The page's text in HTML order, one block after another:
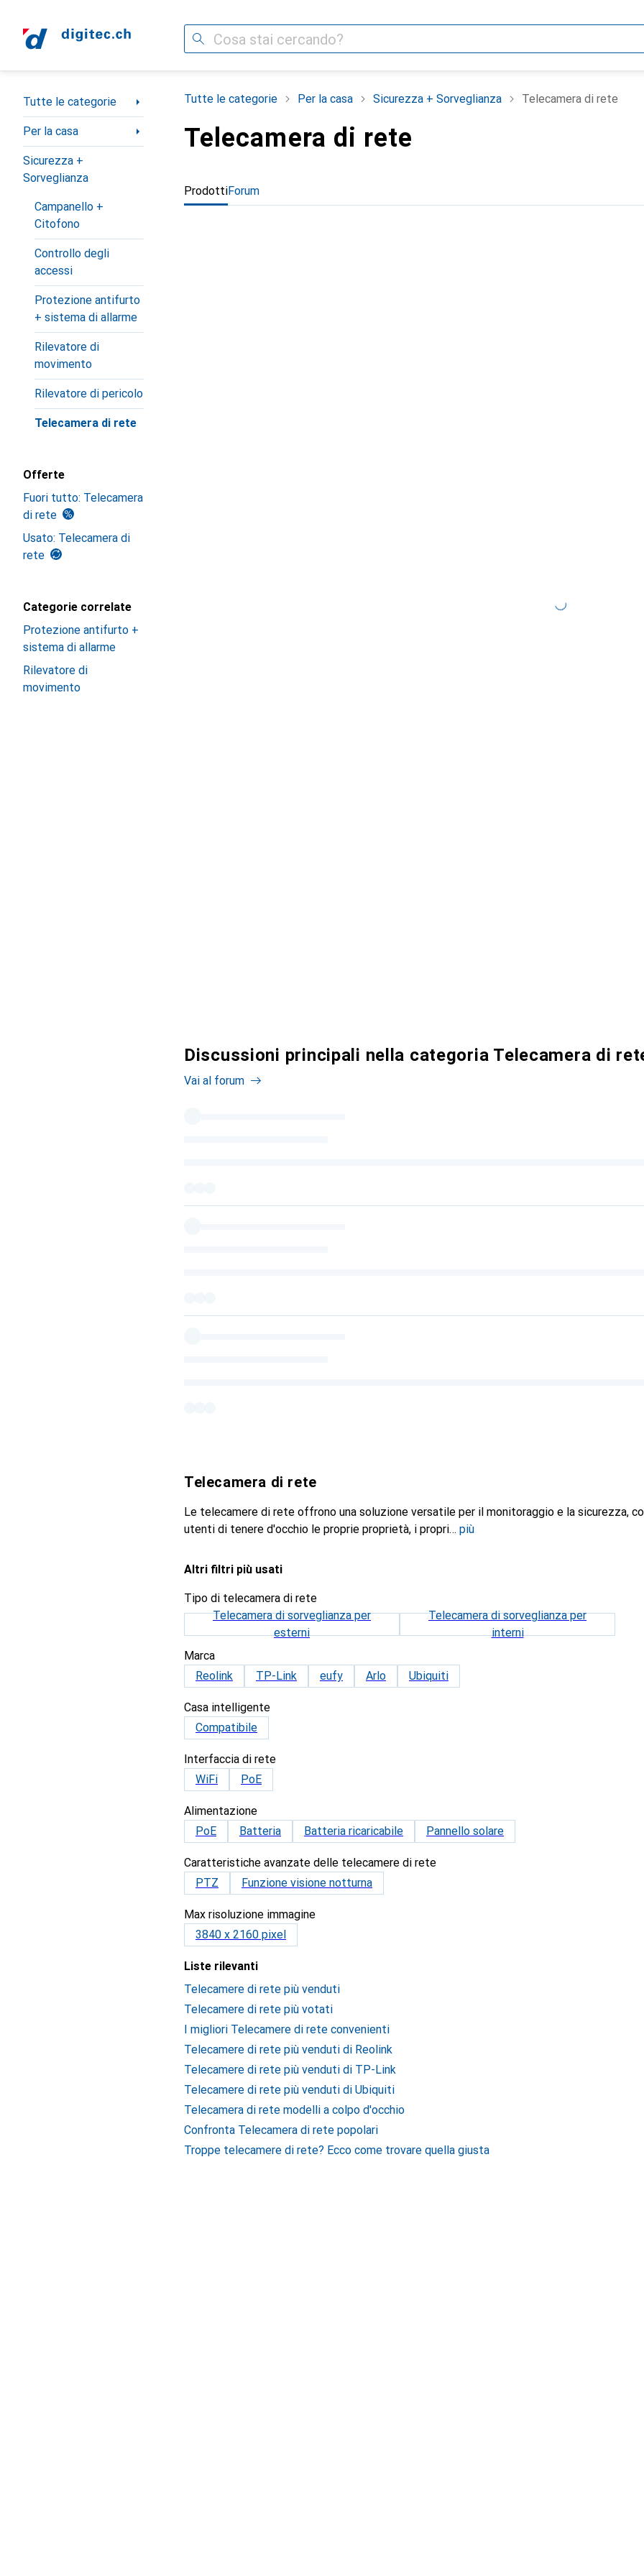
Cerca
Categoria Navigazione
Tutte le categorie
Per la casa
Sicurezza +
Sorveglianza
Campanello +
Citofono
Controllo degli
accessi
Protezione antifurto
+ sistema di allarme
Rilevatore di
movimento
Rilevatore di pericolo
Telecamera di rete
Offerte
Fuori tutto: Telecamera
di rete
Usato: Telecamera di
rete
Categorie correlate
Protezione antifurto +
sistema di allarme
Rilevatore di
movimento
Tutte le categorie Per la casa Sicurezza + Sorveglianza Telecamera di rete
Telecamera di rete
ProdottiForum
Discussioni principali nella categoria Telecamera di
Vai al forum
Telecamera di rete
Le telecamere di rete offrono una soluzione versatile per il monitoraggio e la sicurezza,
utenti di tenere d'occhio le proprie proprietà, i propri
più
Altri filtri più usati
Tipo di telecamera di rete
Telecamera di sorveglianza per
esterni
Telecamera di sorveglianza per
interni
Marca
Reolink
TP-Link eufy Arlo Ubiquiti
Casa intelligente
Compatibile
Interfaccia di rete
WiFi
PoE
Alimentazione
PoE
Batteria Batteria ricaricabile Pannello solare
Caratteristiche avanzate delle telecamere di rete
PTZ
Funzione visione notturna
Max risoluzione immagine
3840 x 2160 pixel
Liste rilevanti
Telecamere di rete più venduti
Telecamere di rete più votati
I migliori Telecamere di rete convenienti
Telecamere di rete più venduti di Reolink
Telecamere di rete più venduti di TP-Link
Telecamere di rete più venduti di Ubiquiti
Telecamera di rete modelli a colpo d'occhio
Confronta Telecamera di rete popolari
Troppe telecamere di rete? Ecco come trovare quella giusta